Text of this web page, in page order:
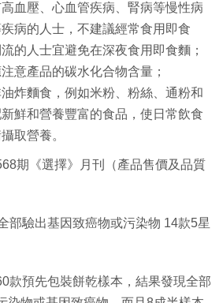
血壓、心血管疾病、腎病等慢性病
病的人士，不建議經常食用即食
的人士宜避免在深夜食用即食麵；
意產品的碳水化合物含量；
炸麵食，例如米粉、粉絲、通粉和
鮮和營養豐富的食品，使日常飲食
取營養。
期《選擇》月刊（產品售價及品質
部驗出基因致癌物或污染物 14款5星
款預先包裝餅乾樣本，結果發現全部